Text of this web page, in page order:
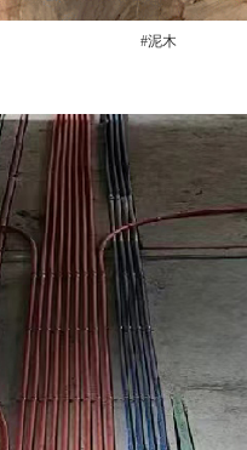
#泥木